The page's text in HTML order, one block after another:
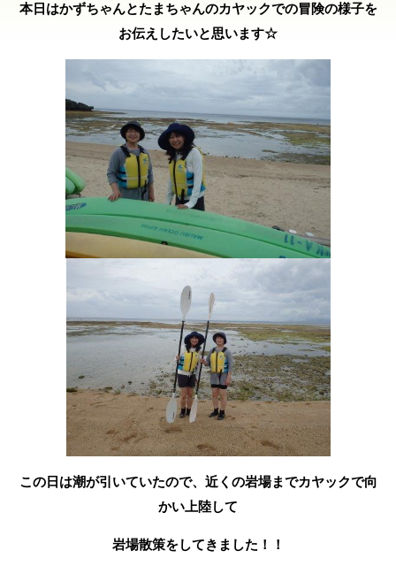
本日はかずちゃんとたまちゃんのカヤックでの冒険の様子を
お伝えしたいと思います☆
この日は潮が引いていたので、近くの岩場までカヤックで向
かい上陸して
岩場散策をしてきました！！